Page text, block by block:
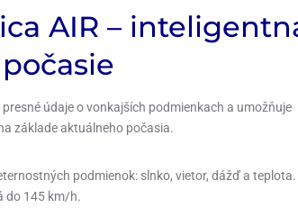
AIR –
údaje o vonkajších podmienkach a umožňuje
základe aktuálneho počasia.
podmienok: slnko, vietor, dážď a teplota.
do 145 km/h.